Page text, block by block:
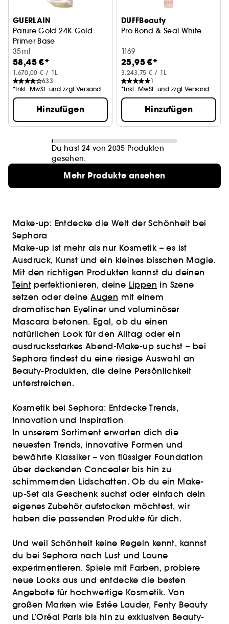
GUERLAIN
Parure Gold 24K Gold
Primer Base
35ml
58,45 €*
1.670,00 € / 1L
633
*Inkl. MwSt. und zzgl.Versand
Hinzufügen
DUFFBeauty
Pro Bond & Seal White
1169
25,95 €*
3.243,75 € / 1L
1
*Inkl. MwSt. und zzgl.Versand
Hinzufügen
Du hast 24 von 2035 Produkten
gesehen.
Mehr Produkte ansehen
Make-up: Entdecke die Welt der Schönheit bei
Sephora
Make-up ist mehr als nur Kosmetik – es ist
Ausdruck, Kunst und ein kleines bisschen Magie.
Mit den richtigen Produkten kannst du deinen
Teint perfektionieren, deine Lippen in Szene
setzen oder deineAugen mit einem
dramatischen Eyeliner und voluminöser
Mascara betonen. Egal, ob du einen
natürlichen Look für den Alltag oder ein
ausdrucksstarkes Abend-Make-up suchst – bei
Sephora findest du eine riesige Auswahl an
Beauty-Produkten, die deine Persönlichkeit
unterstreichen.
Kosmetik bei Sephora: Entdecke Trends,
Innovation und Inspiration
In unserem Sortiment erwarten dich die
neuesten Trends, innovative Formen und
bewährte Klassiker – von flüssiger Foundation
über deckenden Concealer bis hin zu
schimmernden Lidschatten. Ob du ein Make-
up-Set als Geschenk suchst oder einfach dein
eigenes Zubehör aufstocken möchtest, wir
haben die passenden Produkte für dich.
Und weil Schönheit keine Regeln kennt, kannst
du bei Sephora nach Lust und Laune
experimentieren. Spiele mit Farben, probiere
neue Looks aus und entdecke die besten
Angebote für hochwertige Kosmetik. Von
großen Marken wie Estée Lauder, Fenty Beauty
und L’Oréal Paris bis hin zu exklusiven Beauty-